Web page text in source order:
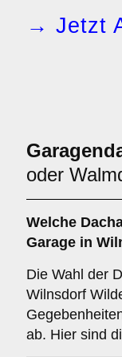
→ Jetzt
oder
Welche
Garage in
Die Wahl der
Wilnsdorf
ab. Hier sind